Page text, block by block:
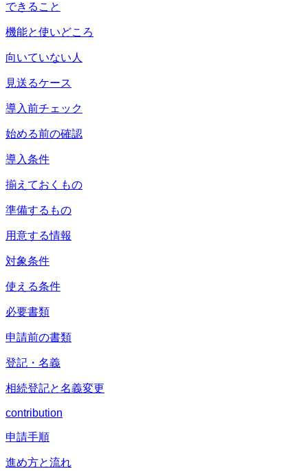
できること
機能と使いどころ
向いていない人
見送るケース
導入前チェック
始める前の確認
導入条件
揃えておくもの
準備するもの
用意する情報
対象条件
使える条件
必要書類
申請前の書類
登記・名義
相続登記と名義変更
contribution
申請手順
進め方と流れ